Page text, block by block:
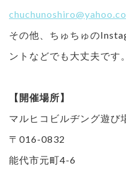
その他、ちゅちゅの
ントなどでも大丈夫です。
【開催場所】
マルヒコビルヂング遊び
〒016-0832
能代市元町4-6